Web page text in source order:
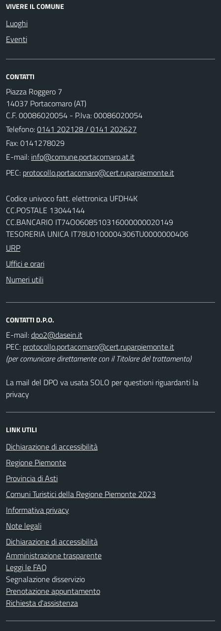
VIVERE IL COMUNE
Luoghi
Eventi
CONTATTI
Piazza Roggero 7
14037 Portacomaro (AT)
C.F. 00086020054 - P.Iva: 00086020054
Telefono:0141 202128 / 0141 202627
Fax: 0141278029
E-mail:
PEC:
Codice univoco fatt. elettronica UFDH4K
CC.POSTALE 13044144
CC.BANCARIO IT74O0608510316000000020149
TESORERIA UNICA IT78U0100004306TU0000000406
URP
Uffici e orari
Numeri utili
CONTATTI D.P.O.
E-mail:
PEC:
(per comunicare direttamente con il Titolare del trattamento)
La mail del DPO va usata SOLO per questioni riguardanti la
privacy
LINK UTILI
Dichiarazione di accessibilità
Regione Piemonte
Provincia di Asti
Comuni Turistici della Regione Piemonte 2023
Informativa privacy
Note legali
Dichiarazione di accessibilità
Amministrazione trasparente
Leggi le FAQ
Segnalazione disservizio
Prenotazione appuntamento
Richiesta d'assistenza